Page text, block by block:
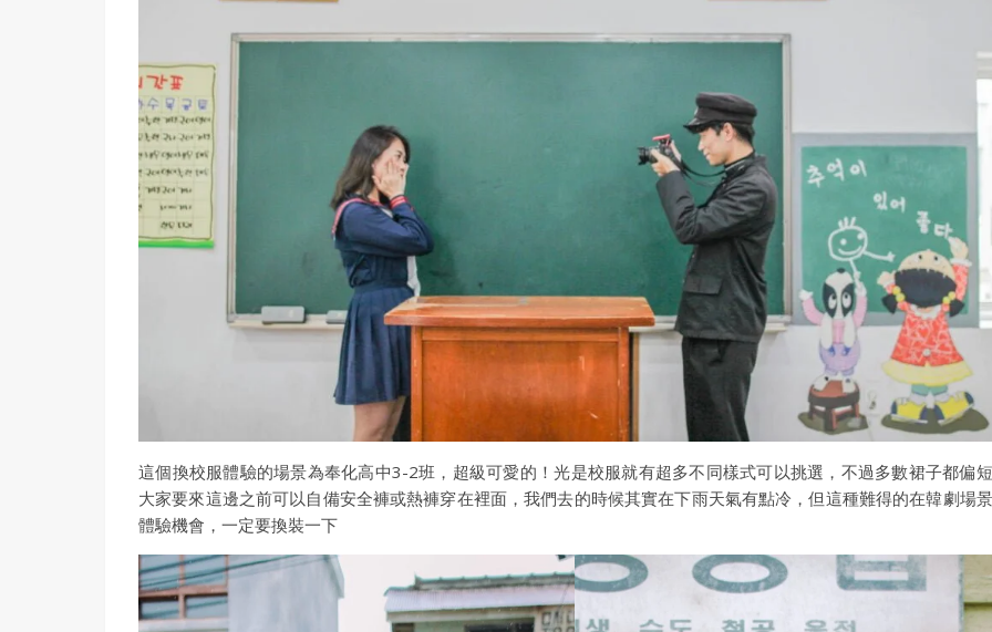
這個換校服體驗的場景為奉化高中3-2班，超級可愛的！光是校服就有超多不同樣式可以挑選，不過多數裙子都偏
大家要來這邊之前可以自備安全褲或熱褲穿在裡面，我們去的時候其實在下雨天氣有點冷，但這種難得的在韓劇場
體驗機會，一定要換裝一下